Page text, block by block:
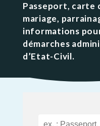
Passeport, carte
mariage,
informations
démarches
d’Etat-Civil.